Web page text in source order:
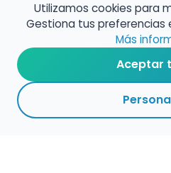
Política de
Política de
Utilizamos cookies para
Gestiona tus preferencias
Más
Aceptar